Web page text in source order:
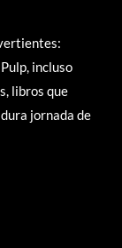
incluso
libros que
jornada de